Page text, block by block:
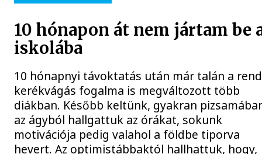
10 hónapon át nem jártam be
iskolába
10 hónapnyi távoktatás után már talán a
kerékvágás fogalma is megváltozott több
diákban. Később keltünk, gyakran
az ágyból hallgattuk az órákat, sokunk
motivációja pedig valahol a földbe tiporva
hevert. Az optimistábbaktól hallhattuk, hogy,